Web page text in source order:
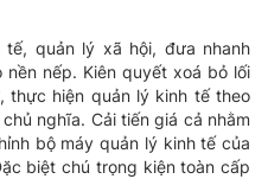
quản lý xã hội, đưa nhanh
nếp. Kiên quyết xoá bỏ lối
thực hiện quản lý kinh tế theo
nghĩa. Cải tiến giá cả nhằm
bộ máy quản lý kinh tế của
biệt chú trọng kiện toàn cấp